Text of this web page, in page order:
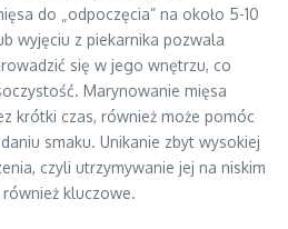
do „odpoczęcia” na około 5-10
wyjęciu z piekarnika pozwala
się w jego wnętrzu, co
Marynowanie mięsa
krótki czas, również może pomóc
smaku. Unikanie zbyt wysokiej
czyli utrzymywanie jej na niskim
kluczowe.